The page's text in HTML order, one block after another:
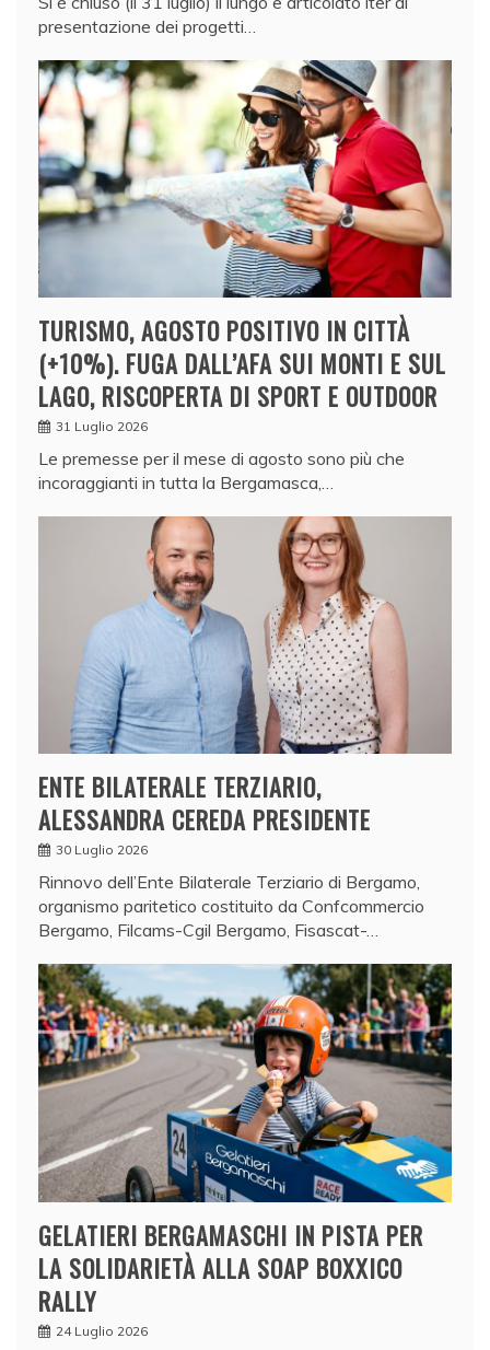
presentazione dei progetti…
TURISMO, AGOSTO POSITIVO IN CITTÀ
(+10%). FUGA DALL’AFA SUI MONTI E SUL
LAGO, RISCOPERTA DI SPORT E OUTDOOR
31 Luglio 2026
Le premesse per il mese di agosto sono più che
incoraggianti in tutta la Bergamasca,…
ENTE BILATERALE TERZIARIO,
ALESSANDRA CEREDA PRESIDENTE
30 Luglio 2026
Rinnovo dell’Ente Bilaterale Terziario di Bergamo,
organismo paritetico costituito da Confcommercio
Bergamo, Filcams-Cgil Bergamo, Fisascat-…
GELATIERI BERGAMASCHI IN PISTA PER
LA SOLIDARIETÀ ALLA SOAP BOXXICO
RALLY
24 Luglio 2026